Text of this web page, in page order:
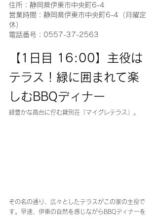
住所：静岡県伊東市中央町6-4
営業時間：静岡県伊東市中央町6-4（月曜定
休）
電話番号：0557-37-2563
【1日目 16:00】主役は
テラス！緑に囲まれて楽
しむBBQディナー
緑豊かな高台に佇む貸別荘「マイグレテラス」。
その名の通り、広々としたテラスがこの家の主役で
す。早速、伊東の自然を感じながらBBQディナーを